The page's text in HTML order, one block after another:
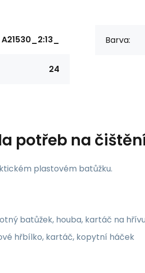
A21530_2:13_
24
Barva:
potřeb na
plastovém batůžku.
batůžek, houba, kartáč na
hřbílko, kartáč, kopytní háček